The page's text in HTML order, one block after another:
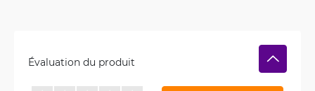
Évaluation du produit